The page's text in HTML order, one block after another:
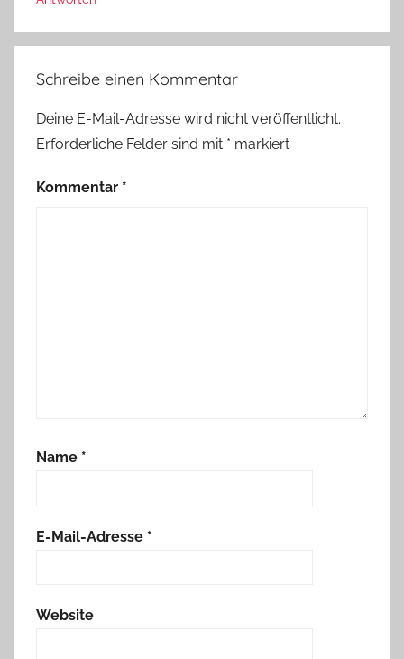
Schreibe einen Kommentar
Deine E-Mail-Adresse wird nicht veröffentlicht.
Erforderliche Felder sind mit * markiert
Kommentar *
Name *
E-Mail-Adresse *
Website